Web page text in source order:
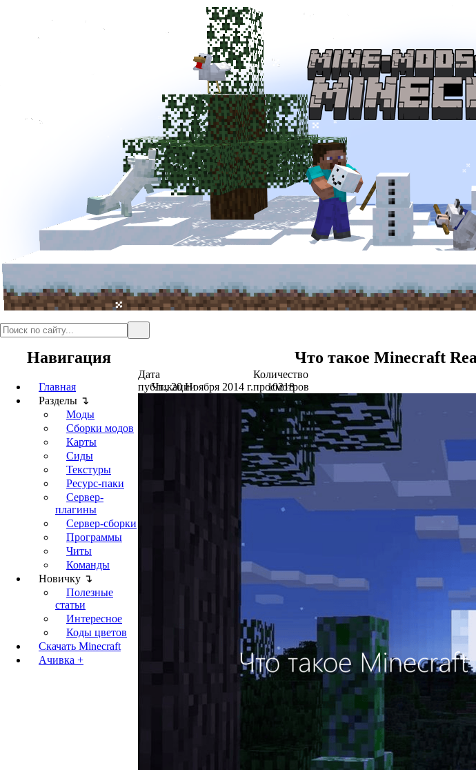
Навигация
Главная
Разделы ↴
Моды
Сборки модов
Карты
Сиды
Текстуры
Ресурс-паки
Сервер-
плагины
Сервер-сборки
Программы
Читы
Команды
Новичку ↴
Полезные
статьи
Интересное
Коды цветов
Скачать Minecraft
Ачивка +
Что такое Minecraft
Дата
публикации
Чт., 20 Ноября 2014 г.
Количество
просмотров
10218